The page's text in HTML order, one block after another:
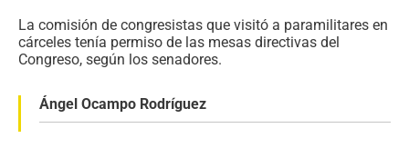
La comisión de congresistas que visitó a paramilitares en
cárceles tenía permiso de las mesas directivas del
Congreso, según los senadores.
Ángel Ocampo Rodríguez